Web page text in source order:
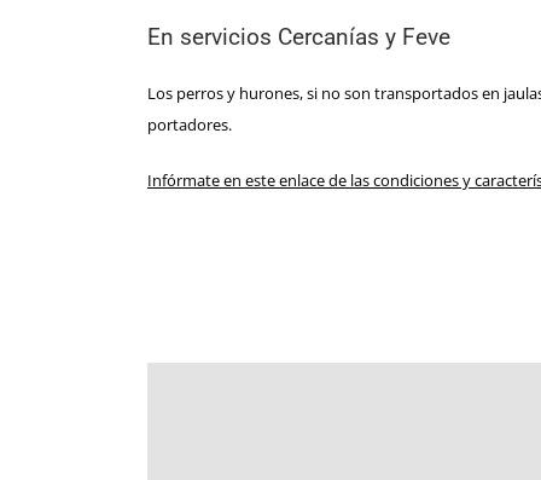
En servicios Cercanías y Feve
Los perros y hurones, si no son transportados en
portadores.
Infórmate en este enlace de las condiciones y